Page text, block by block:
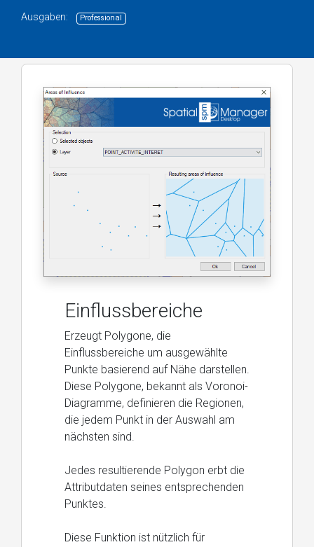
Ausgaben: Professional
Einflussbereiche
Erzeugt Polygone, die
Einflussbereiche um ausgewählte
Punkte basierend auf Nähe darstellen.
Diese Polygone, bekannt als Voronoi-
Diagramme, definieren die Regionen,
die jedem Punkt in der Auswahl am
nächsten sind.
Jedes resultierende Polygon erbt die
Attributdaten seines entsprechenden
Punktes.
Diese Funktion ist nützlich für